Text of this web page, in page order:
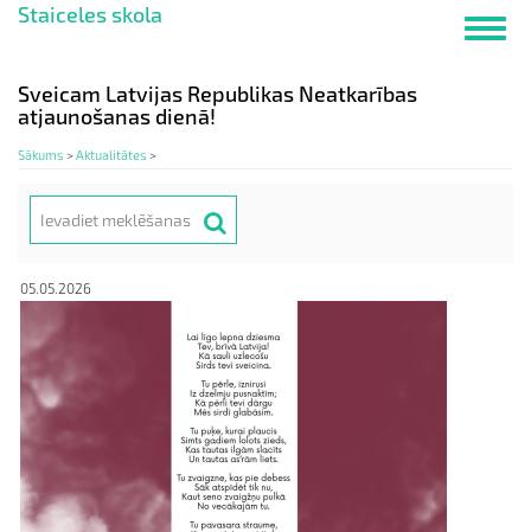
Pārlekt
saturu
Staiceles skola
Sveicam Latvijas Republikas Neatkarības
atjaunošanas dienā!
Sākums >Aktualitātes >
Search
05.05.2026